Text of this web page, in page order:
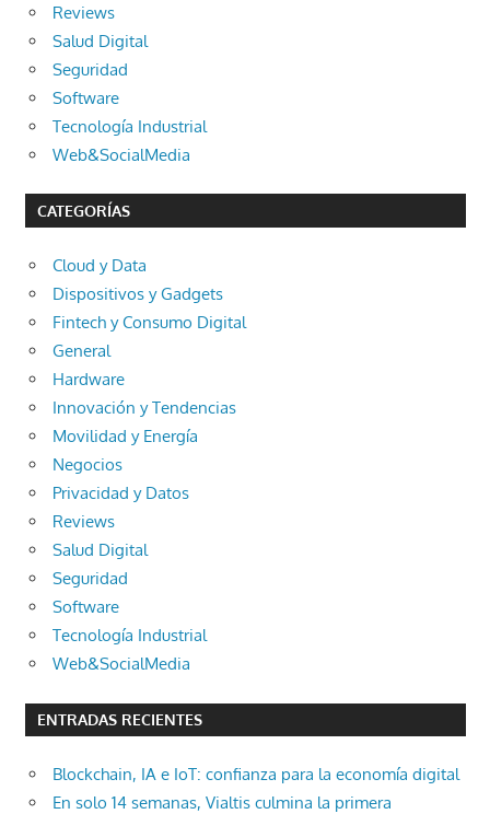
Reviews
Salud Digital
Seguridad
Software
Tecnología Industrial
Web&SocialMedia
CATEGORÍAS
Cloud y Data
Dispositivos y Gadgets
Fintech y Consumo Digital
General
Hardware
Innovación y Tendencias
Movilidad y Energía
Negocios
Privacidad y Datos
Reviews
Salud Digital
Seguridad
Software
Tecnología Industrial
Web&SocialMedia
ENTRADAS RECIENTES
Blockchain, IA e IoT: confianza para la economía digital
En solo 14 semanas, Vialtis culmina la primera